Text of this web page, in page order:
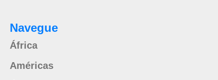
Navegue
África
Américas